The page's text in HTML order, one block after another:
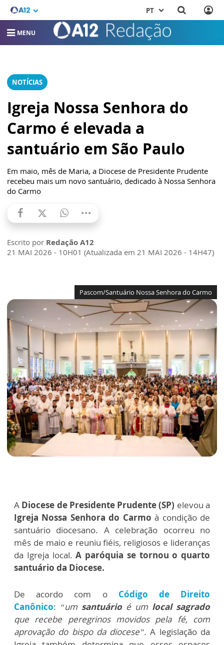
PT
MENU
NOTÍCIAS
Igreja Nossa Senhora do
Carmo é elevada a
santuário em São Paulo
Em maio, mês de Maria, a Diocese de Presidente Prudente
recebeu mais um novo santuário, dedicado à Nossa Senhora
do Carmo
Escrito por Redação A12
21 MAI 2026 - 10H01 (Atualizada em 21 MAI 2026 - 14H47)
Pascom/Santuário Nossa Senhora do Carmo
A Diocese de Presidente Prudente (SP) elevou a
Igreja Nossa Senhora do Carmo à condição de
santuário diocesano. A celebração ocorreu no
mês de maio e reuniu fiéis, religiosos e lideranças
da Igreja local.A paróquia se tornou o quarto
santuário da Diocese.
De acordo com o Código de Direito
Canônico: “um santuário é um local sagrado
que recebe peregrinos movidos pela fé, com
aprovação do bispo da diocese”.A legislação da